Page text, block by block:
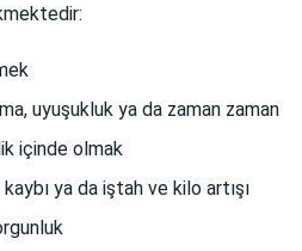
uyuşukluk ya da zaman zaman
içinde olmak
ya da iştah ve kilo artışı